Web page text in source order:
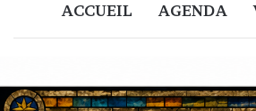
ACCUEIL AGENDA